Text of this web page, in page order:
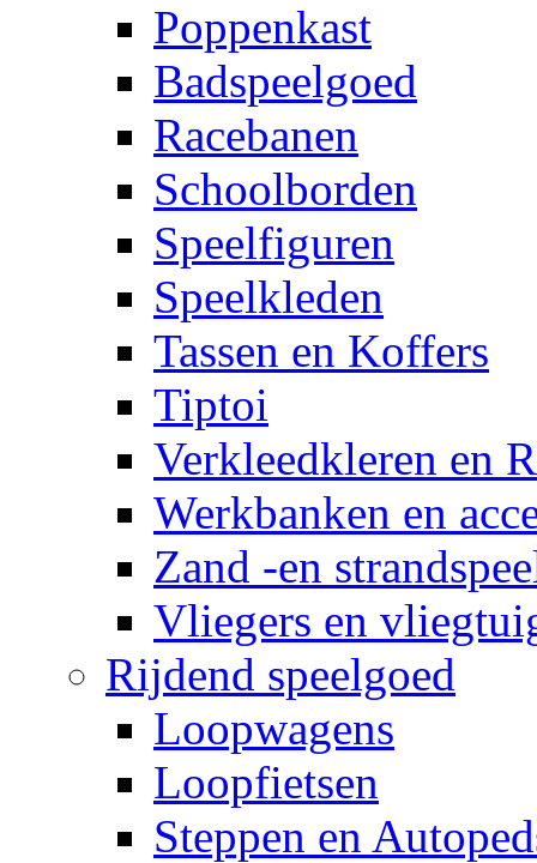
Poppenkast
Badspeelgoed
Racebanen
Schoolborden
Speelfiguren
Speelkleden
Tassen en Koffers
Tiptoi
Verkleedkleren en
Werkbanken en
Zand -en
Vliegers en
Rijdend speelgoed
Loopwagens
Loopfietsen
Steppen en